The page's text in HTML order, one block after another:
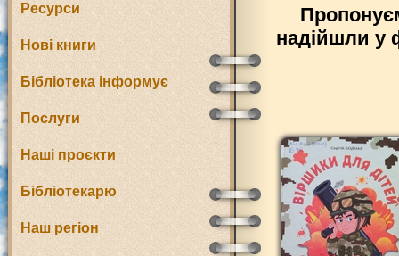
Ресурси
Нові книги
Бібліотека інформує
Послуги
Наші проєкти
Бібліотекарю
Наш регіон
надійшли у